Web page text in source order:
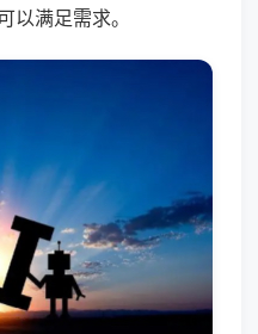
以满足需求。